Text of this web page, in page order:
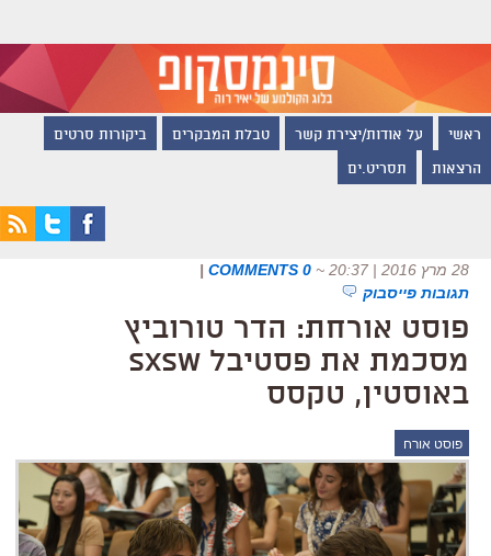
ראשי על אודות/יצירת קשר טבלת המבקרים ביקורות סרטים
הרצאות תסריט.ים
28 מרץ 2016 | 20:37 ~
0 COMMENTS
|
תגובות פייסבוק
פוסט אורחת: הדר טורוביץ
מסכמת את פסטיבל SXSW
באוסטין, טקסס
פוסט אורח